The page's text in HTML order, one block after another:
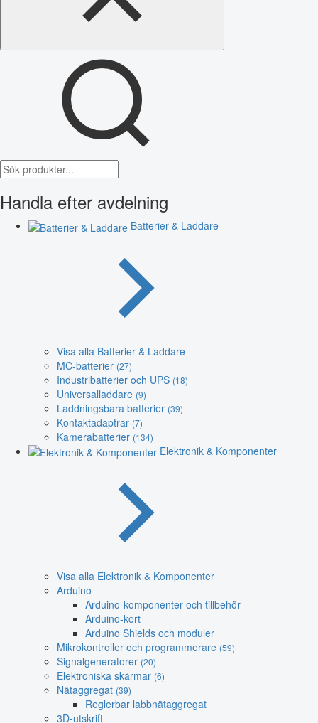
Handla efter avdelning
Batterier & Laddare
Visa alla Batterier & Laddare
MC-batterier (27)
Industribatterier och UPS (18)
Universalladdare (9)
Laddningsbara batterier (39)
Kontaktadaptrar (7)
Kamerabatterier (134)
Elektronik & Komponenter
Visa alla Elektronik & Komponenter
Arduino
Arduino-komponenter och tillbehör
Arduino-kort
Arduino Shields och moduler
Mikrokontroller och programmerare (59)
Signalgeneratorer (20)
Elektroniska skärmar (6)
Nätaggregat (39)
Reglerbar labbnätaggregat
3D-utskrift